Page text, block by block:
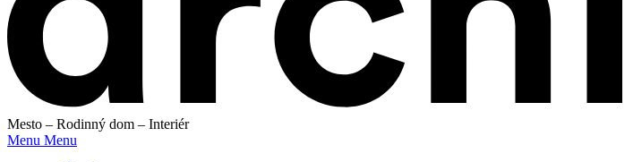
Mesto – Rodinný dom – Interiér
Menu Menu